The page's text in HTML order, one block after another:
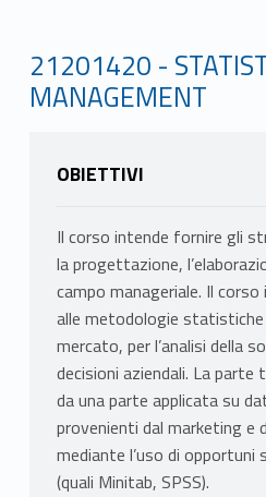
21201420 -
MANAGEMENT
OBIETTIVI
Il corso intende fornire gli
la progettazione,
campo manageriale. Il
alle metodologie statistiche
mercato, per l’analisi della
decisioni aziendali. La
da una parte applicata su
provenienti dal marketing e
mediante l’uso di
(quali Minitab, SPSS).